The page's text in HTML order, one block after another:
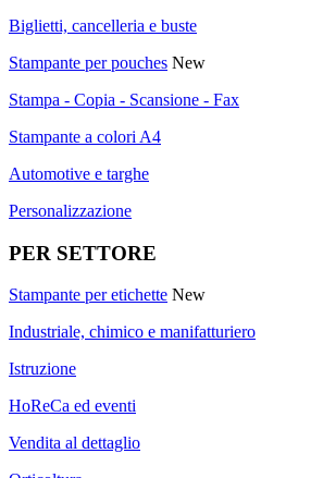
Biglietti, cancelleria e buste
Stampante per pouches New
Stampa - Copia - Scansione - Fax
Stampante a colori A4
Automotive e targhe
Personalizzazione
PER SETTORE
Stampante per etichette New
Industriale, chimico e manifatturiero
Istruzione
HoReCa ed eventi
Vendita al dettaglio